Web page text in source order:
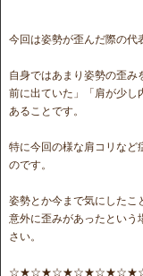
今回は姿勢が歪んだ際の代
自身ではあまり姿勢の歪み
前に出ていた」「肩が少し
あることです。
特に今回の様な肩コリなど
のです。
姿勢とか今まで気にしたこ
意外に歪みがあったという
さい。